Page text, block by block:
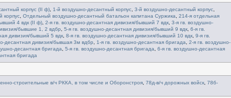
корпус (II ф), 1-й воздушно-десантный корпус, 3-й воздушно-десантный корпус,
корпус, Отдельный воздушно-десантный батальон капитана Суржика
214-я отдельная
4 вдк (II ф), 2-я гв. воздушно-десантная дивизия/бывший 7 вдк, 3-я гв. воздушно-
бывшие 1, 2 вдбр 5-я гв. воздушно-десантная дивизия/бывший 9 вдк, 6-я гв.
дивизия/бывший 5 вдк, 8-я гв. воздушно-десантная дивизия/бывший 10 вдк, 9-я гв.
десантная дивизия/бывшая 3м вдбр 1-я гв. воздушно-десантная бригада
2-я гв. воздушно-
десантная бригада 5-я гв. воздушно-десантная бригада
6-я гв. воздушно-десантная
бригада
строительные в/ч РККА, в том числе и Оборонстроя, 78д-в/ч дорожных войск, 78б-